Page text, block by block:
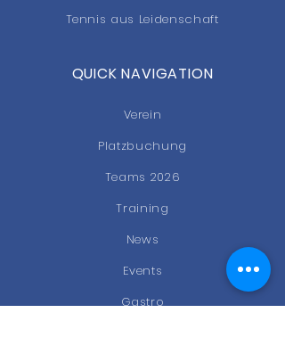
Tennis aus Leidenschaft
QUICK NAVIGATION
Verein
Platzbuchung
Teams 2026
Training
News
Events
Gastro